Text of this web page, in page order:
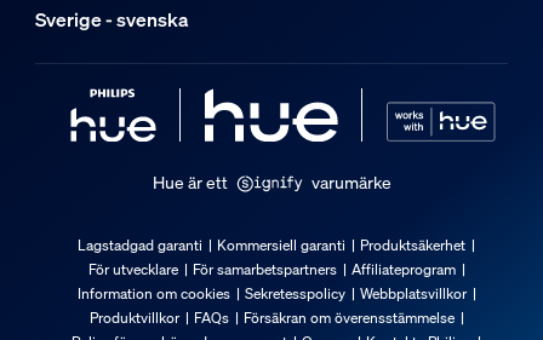
Sverige - svenska
Hue är ett varumärke
Lagstadgad garanti Kommersiell garanti
Produktsäkerhet
För utvecklare
För samarbetspartners
Affiliateprogram
Information om cookies
Sekretesspolicy
Webbplatsvillkor
Produktvillkor
FAQs
Försäkran om överensstämmelse